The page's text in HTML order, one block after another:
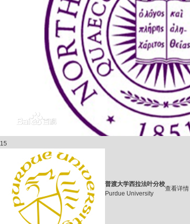
15
普渡大学西拉法叶分校
Purdue University
查看详情